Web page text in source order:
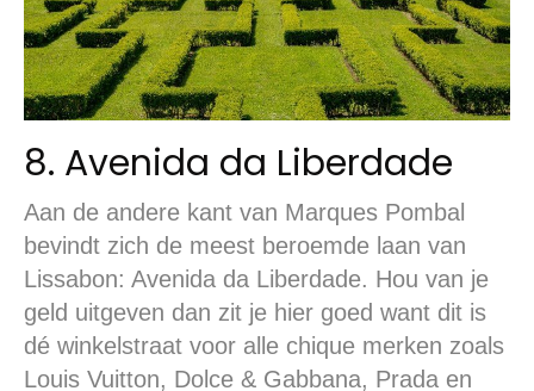
8. Avenida da Liberdade
Aan de andere kant van Marques Pombal
bevindt zich de meest beroemde laan van
Lissabon: Avenida da Liberdade. Hou van je
geld uitgeven dan zit je hier goed want dit is
dé winkelstraat voor alle chique merken zoals
Louis Vuitton, Dolce & Gabbana, Prada en